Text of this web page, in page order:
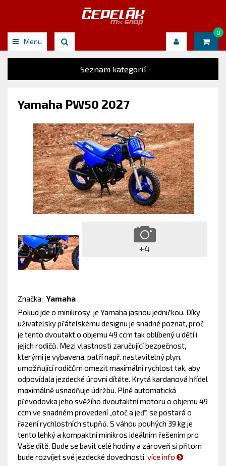
Menu
0
Seznam kategorií
Yamaha PW50 2027
+4
Značka: Yamaha
Pokud jde o minikrosy, je Yamaha jasnou jedničkou. Díky
uživatelsky přátelskému designu je snadné poznat, proč
je tento dvoutakt o objemu 49 ccm tak oblíbený u dětí i
jejich rodičů. Mezi vlastnosti zaručující bezpečnost,
kterými je vybavena, patří např. nastavitelný plyn,
umožňující rodičům omezit maximální rychlost tak, aby
odpovídala jezdecké úrovni dítěte. Krytá kardanová hřídel
maximálně usnadňuje údržbu. Plně automatická
převodovka jeho svěžího dvoutaktní motoru o objemu 49
ccm ve snadném provedení „otoč a jeď“, se postará o
řazení rychlostních stupňů. S váhou pouhých 39 kg je
tento lehký a kompaktní minikros ideálním řešením pro
Vaše dítě. Bude se bavit celé hodiny a zároveň si přitom
bude rozvíjet své jezdecké dovednosti. více info